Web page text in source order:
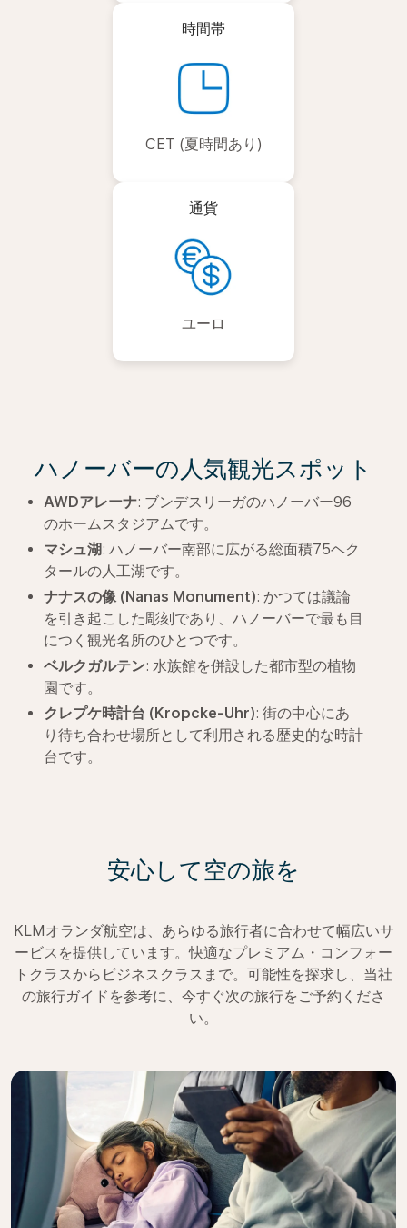
時間帯
CET (夏時間あり)
通貨
ユーロ
ハノーバーの人気観光スポット
AWDアレーナ: ブンデスリーガのハノーバー96
のホームスタジアムです。
マシュ湖: ハノーバー南部に広がる総面積75ヘク
タールの人工湖です。
ナナスの像 (Nanas Monument): かつては議論
を引き起こした彫刻であり、ハノーバーで最も目
につく観光名所のひとつです。
ベルクガルテン: 水族館を併設した都市型の植物
園です。
クレプケ時計台 (Kropcke-Uhr): 街の中心にあ
り待ち合わせ場所として利用される歴史的な時計
台です。
安心して空の旅を
KLMオランダ航空は、あらゆる旅行者に合わせて幅広いサ
ービスを提供しています。快適なプレミアム・コンフォー
トクラスからビジネスクラスまで。可能性を探求し、当社
の旅行ガイドを参考に、今すぐ次の旅行をご予約くださ
い。